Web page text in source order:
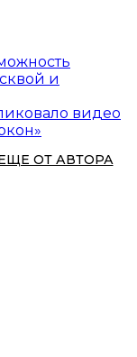
и
видео
ОТ АВТОРА